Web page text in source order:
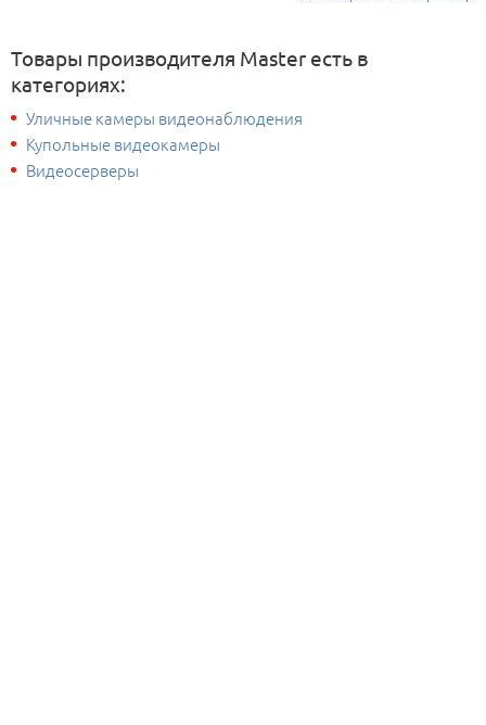
Товары производителя Master есть в
категориях:
Уличные камеры видеонаблюдения
Купольные видеокамеры
Видеосерверы